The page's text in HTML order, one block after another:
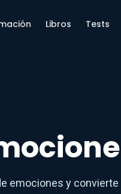
Libros Tests
emociones y convierte